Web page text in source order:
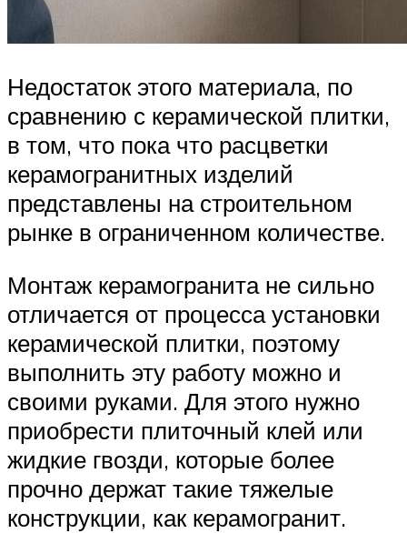
Недостаток этого материала, по
сравнению с керамической плитки,
в том, что пока что расцветки
керамогранитных изделий
представлены на строительном
рынке в ограниченном количестве.
Монтаж керамогранита не сильно
отличается от процесса установки
керамической плитки, поэтому
выполнить эту работу можно и
своими руками. Для этого нужно
приобрести плиточный клей или
жидкие гвозди, которые более
прочно держат такие тяжелые
конструкции, как керамогранит.